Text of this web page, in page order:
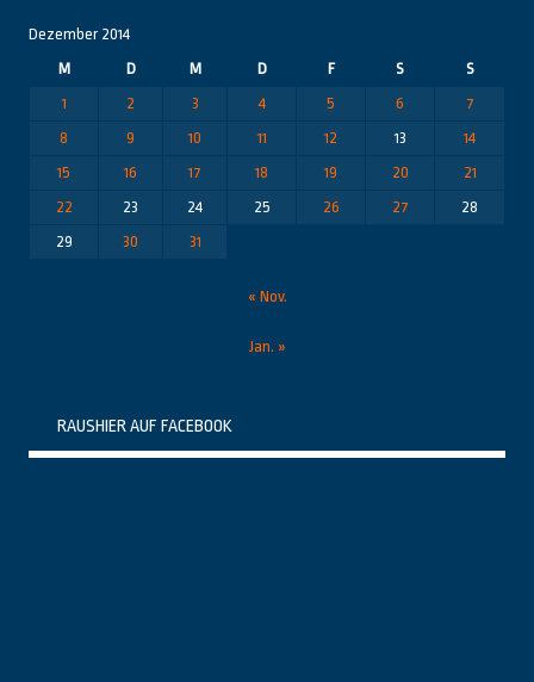
Dezember 2014
M
D M D F S
S
1
2 3 4 5 6
7
8
9 10 11 12 13
14
15
16 17 18 19 20
21
22
23 24 25 26 27
28
29
30 31
« Nov.
Jan. »
RAUSHIER AUF FACEBOOK